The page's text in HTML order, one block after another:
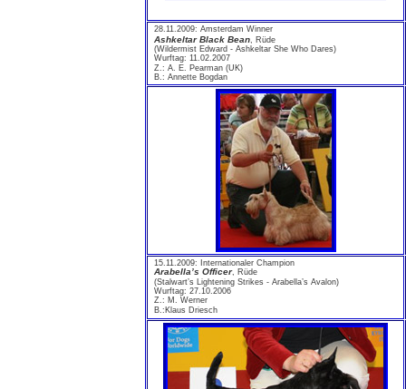
28.11.2009: Amsterdam Winner
Ashkeltar Black Bean , Rüde
(Wildermist Edward - Ashkeltar She Who Dares)
Wurftag: 11.02.2007
Z.: A. E. Pearman (UK)
B.: Annette Bogdan
15.11.2009: Internationaler Champion
Arabella’s Officer, Rüde
(Stalwart’s Lightening Strikes - Arabella’s Avalon)
Wurftag: 27.10.2006
Z.: M. Werner
B.:Klaus Driesch